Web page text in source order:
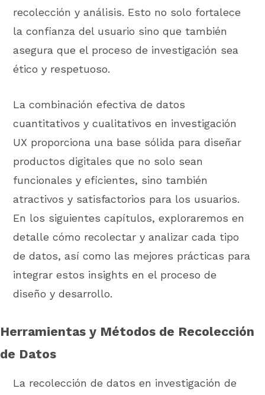
recolección y análisis. Esto no solo fortalece
la confianza del usuario sino que también
asegura que el proceso de investigación sea
ético y respetuoso.
La combinación efectiva de datos
cuantitativos y cualitativos en investigación
UX proporciona una base sólida para diseñar
productos digitales que no solo sean
funcionales y eficientes, sino también
atractivos y satisfactorios para los usuarios.
En los siguientes capítulos, exploraremos en
detalle cómo recolectar y analizar cada tipo
de datos, así como las mejores prácticas para
integrar estos insights en el proceso de
diseño y desarrollo.
Herramientas y Métodos de Recolección
de Datos
La recolección de datos en investigación de